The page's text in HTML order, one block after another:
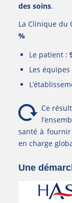
des soins.
La Clinique du
%
Le patient :
Les
Ce
santé à
en charge
Une